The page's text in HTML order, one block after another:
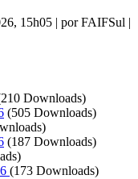
15h05 | por FAIFSul |
Downloads)
(505 Downloads)
(187 Downloads)
(173 Downloads)